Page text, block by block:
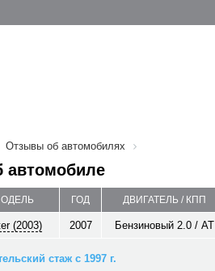
Отзывы об автомобилях
автомобиле
ГОД ДВИГАТЕЛЬ / КПП
(2003) 2007 Бензиновый 2.0 / AT
стаж с 1997 г.